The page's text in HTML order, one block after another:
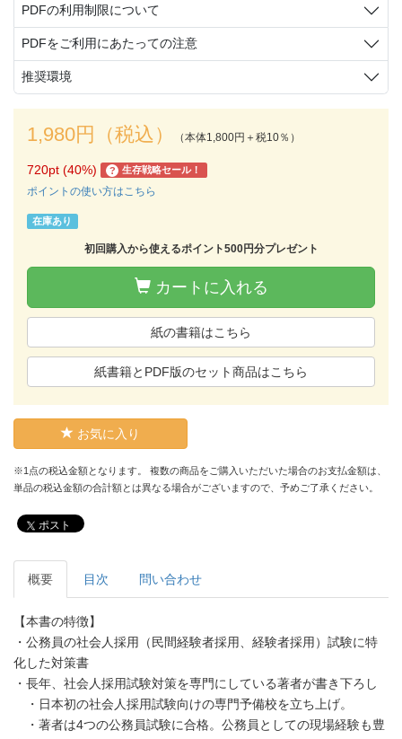
PDFの利用制限について
PDFをご利用にあたっての注意
推奨環境
1,980円（税込） （本体1,800円＋税10％）
720pt (40%) ? 生存戦略セール！
ポイントの使い方はこちら
在庫あり
初回購入から使えるポイント500円分プレゼント
カートに入れる
紙の書籍はこちら
紙書籍とPDF版のセット商品はこちら
お気に入り
※1点の税込金額となります。 複数の商品をご購入いただいた場合のお支払金額は、
単品の税込金額の合計額とは異なる場合がございますので、予めご了承ください。
ポスト
概要 目次 問い合わせ
【本書の特徴】
・公務員の社会人採用（民間経験者採用、経験者採用）試験に特
化した対策書
・長年、社会人採用試験対策を専門にしている著者が書き下ろし
・日本初の社会人採用試験向けの専門予備校を立ち上げ。
・著者は4つの公務員試験に合格。公務員としての現場経験も豊